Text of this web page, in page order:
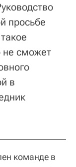
просьбе
не сможет
в
команде в